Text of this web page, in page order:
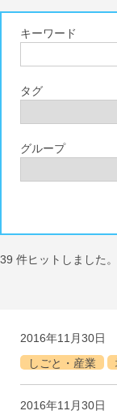
キーワード
タグ
グループ
39 件ヒットしました。
2016年11月30日
しごと・産業
2016年11月30日